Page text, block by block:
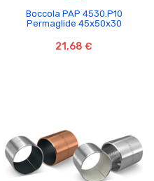
Boccola PAP 4530.P10
Permaglide 45x50x30
21,68 €